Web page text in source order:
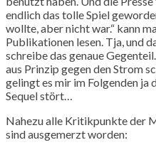
endlich das tolle Spiel
wollte, aber nicht war.“ kann
Publikationen lesen. Tja, und
schreibe das genaue
aus Prinzip gegen den Strom
gelingt es mir im Folgenden ja
Sequel stört…
Nahezu alle Kritikpunkte der
sind ausgemerzt worden: